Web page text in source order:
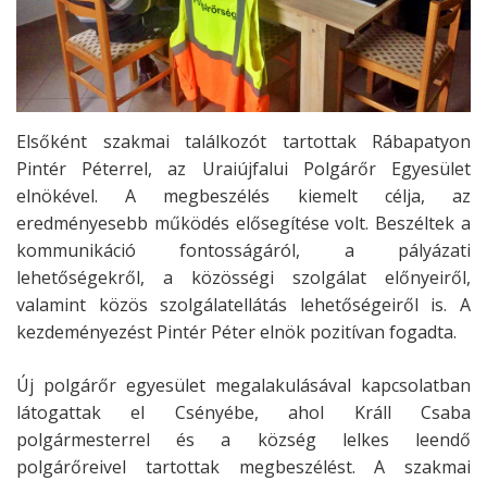
Elsőként szakmai találkozót tartottak Rábapatyon
Pintér Péterrel, az Uraiújfalui Polgárőr Egyesület
elnökével. A megbeszélés kiemelt célja, az
eredményesebb működés elősegítése volt. Beszéltek a
kommunikáció fontosságáról, a pályázati
lehetőségekről, a közösségi szolgálat előnyeiről,
valamint közös szolgálatellátás lehetőségeiről is. A
kezdeményezést Pintér Péter elnök pozitívan fogadta.
Új polgárőr egyesület megalakulásával kapcsolatban
látogattak el Csényébe, ahol Králl Csaba
polgármesterrel és a község lelkes leendő
polgárőreivel tartottak megbeszélést. A szakmai